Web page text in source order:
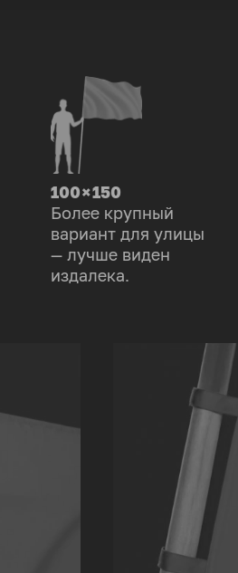
100 × 150
Более крупный
вариант для улицы
— лучше виден
издалека.